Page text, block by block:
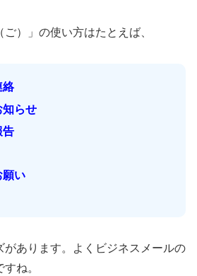
）」の使い方はたとえば、
絡
知らせ
告
願い
があります。よくビジネスメールの
ね。